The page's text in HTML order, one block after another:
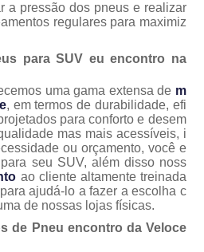
a pressão dos pneus e realizar
regulares para maximiz
para SUV eu encontro na
uma gama extensa de m
, em termos de durabilidade, efi
para conforto e desem
mas mais acessíveis, i
ou orçamento, você e
seu SUV, além disso noss
ao cliente altamente treinada
ajudá-lo a fazer a escolha c
de nossas lojas físicas.
de Pneu encontro da Veloce